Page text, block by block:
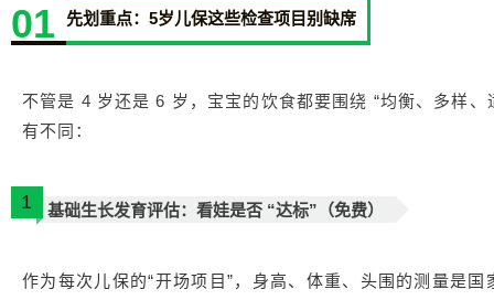
01 先划重点：5岁儿保这些检查项目别缺席
不管是 4 岁还是 6 岁，宝宝的饮食都要围绕 “均衡、多样
有不同：
1 基础生长发育评估：看娃是否 “达标”（免费）
作为每次儿保的“开场项目”，身高、体重、头围的测量是